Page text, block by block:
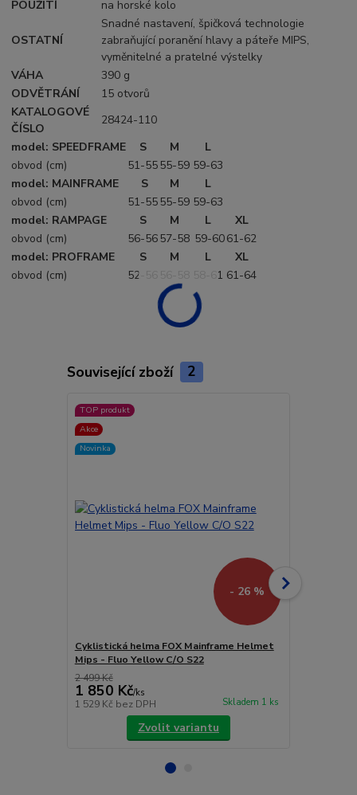
POUŽITÍ na horské kolo
OSTATNÍ
Snadné nastavení, špičková technologie
zabraňující poranění hlavy a páteře MIPS,
vyměnitelné a pratelné výstelky
VÁHA
390 g
ODVĚTRÁNÍ
15 otvorů
KATALOGOVÉ
ČÍSLO
28424-110
model: SPEEDFRAME
S M
L
obvod (cm)
51-5555-59 59-63
model: MAINFRAME
S M
L
obvod (cm)
51-5555-59 59-63
model: RAMPAGE
S M L
XL
obvod (cm)
56-5657-58 59-6061-62
model: PROFRAME
S M L
XL
obvod (cm)
52-56 58-61 61-64
Související zboží 2
TOP produkt
Akce
Novinka
- 26 %
Cyklistická helma FOX Mainframe Helmet
Mips - Fluo Yellow C/O S22
2 499 Kč
1 850 Kč/ks
1 529 Kč bez DPH Skladem 1 ks
Zvolit variantu